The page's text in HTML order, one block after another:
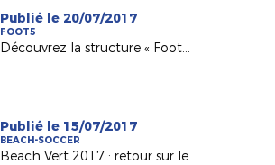
Publié le 20/07/2017
FOOT5
Découvrez la structure « Foot5 Mobile FFF » !
Publié le 15/07/2017
BEACH-SOCCER
Beach Vert 2017 : retour sur les 4 étapes de la 1ère semaine !